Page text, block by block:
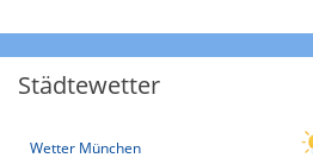
Städtewetter
Wetter München